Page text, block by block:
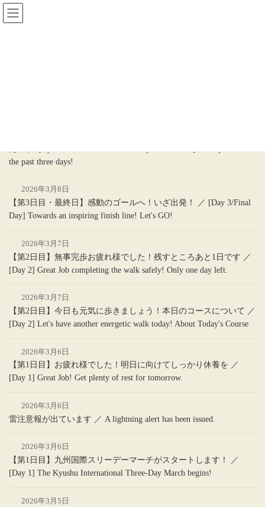
コ
ン
ナ
ビ
the past three days!
2026年3月8日
【第3日目・最終日】感動のゴールへ！いざ出発！ ／ [Day 3/Final
Day] Towards an inspiring finish line! Let's GO!
2026年3月7日
【第2日目】無事完歩お疲れ様でした！残すところあと1日です ／
[Day 2] Great Job completing the walk safely! Only one day left.
2026年3月7日
【第2日目】今日も元気に歩きましょう！本日のコースについて ／
[Day 2] Let's have another energetic walk today! About Today's Course
2026年3月6日
【第1日目】お疲れ様でした！明日に向けてしっかり休養を ／
[Day 1] Great Job! Get plenty of rest for tomorrow.
2026年3月6日
雷注意報が出ています ／ A lightning alert has been issued.
2026年3月6日
【第1日目】九州国際スリーデーマーチがスタートします！ ／
[Day 1] The Kyushu International Three-Day March begins!
2026年3月5日